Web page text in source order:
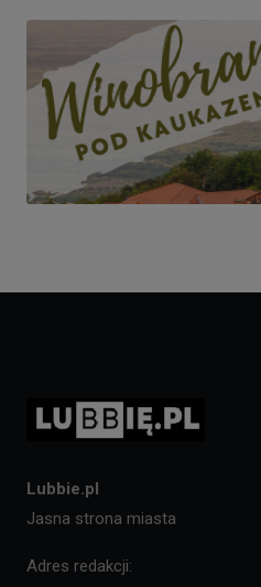
Lubbie.pl
Jasna strona miasta
Adres redakcji: